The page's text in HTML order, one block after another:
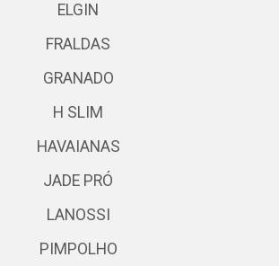
ELGIN
FRALDAS
GRANADO
H SLIM
HAVAIANAS
JADE PRÓ
LANOSSI
PIMPOLHO